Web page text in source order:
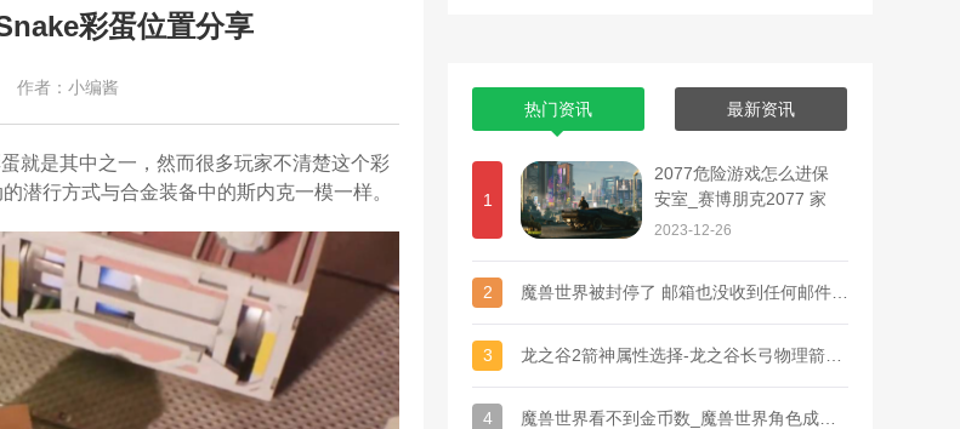
彩蛋位置分享
作者：小编酱
就是其中之一，然而很多玩家不清楚这个彩
潜行方式与合金装备中的斯内克一模一样。
热门资讯 最新资讯
1
2077危险游戏怎么进保
安室_赛博朋克2077 家
里有事
2023-12-26
2
3
4